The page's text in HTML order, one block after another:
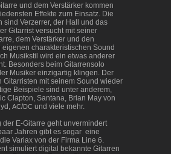
und dem Verstärker kommen
Effekte zum Einsatz. Die
sind Verzerrer, der Hall und das
Gitarrist versucht mit seiner
dem Verstärker und den
eigenen charakteristischen Sound
Musikstil wird ein etwas anderer
Besonders beim Gitarrensolo
Musiker einzigartig klingen. Der
Gitarristen mit seinem Sound wieder
Beispiele sind unter anderem,
Clapton, Santana, Brian May von
AC/DC und viele mehr.
der E-Gitarre geht unvermindert
Jahren gibt es sogar eine
Variax von der Firma Line 6.
simuliert digital bekannte Gitarren